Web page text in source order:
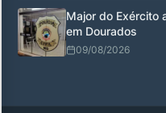
Major do Exército
em Dourados
09/08/2026